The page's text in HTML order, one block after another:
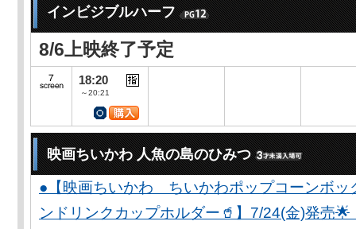
インビジブルハーフ
8/6上映終了予定
18:20
～20:21
映画ちいかわ 人魚の島のひみつ
●【映画ちいかわ ちいかわポップコーンボ
ンドリンクカップホルダー🥤】7/24(金)発売